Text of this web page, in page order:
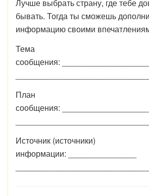
Лучше выбрать страну, где тебе
бывать. Тогда ты сможешь
информацию своими
Тема
сообщения:
План
сообщения:
Источник (источники)
информации: _______________